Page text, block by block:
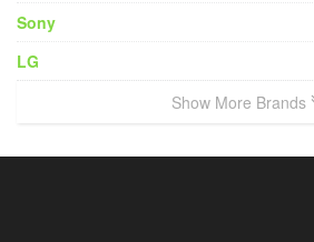
Sony
LG
Show More Brands